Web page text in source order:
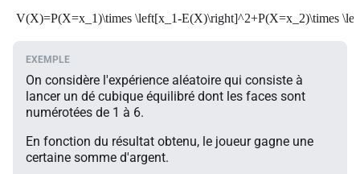
V(X)=P(X=x_1)\times \left[x_1-E(X)\right]^2+P(X=x_2)\times
On considère l'expérience aléatoire qui consiste à
lancer un dé cubique équilibré dont les faces sont
numérotées de 1 à 6.
En fonction du résultat obtenu, le joueur gagne une
certaine somme d'argent.